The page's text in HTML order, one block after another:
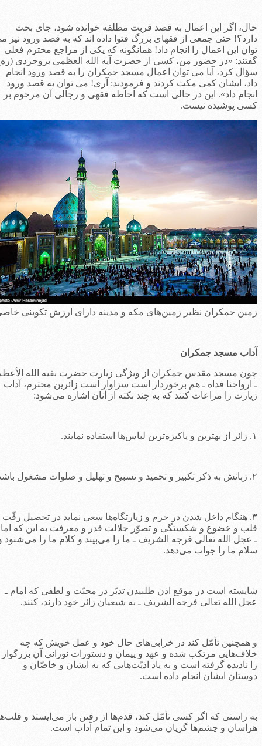
اگر این اعمال به قصد قربت مطلقه خوانده شود، جای بحث
حتی جمعی از فقهای بزرگ فتوا داده اند که به قصد ورود نیز می
این اعمال را انجام داد! همانگونه که یکی از مراجع محترم فعلی
«در حضور من، کسی از حضرت آیه الله العظمی بروجردی (ره)
کرد، آیا می توان اعمال مسجد جمکران را به قصد ورود انجام
ایشان کمی مکث کردند و فرمودند: آری! می توان به قصد ورود
داد». این در حالی است که احاطه فقهی و رجالی آن مرحوم بر
پوشیده نیست.
جمكران نظير زمين‌های مكه و مدينه دارای ارزش تكوينی خاصی
مسجد جمکران
مسجد مقدس جمکران از ویژگی زیارت حضرت بقیه الله الأعظم
ارواحنا فداه ـ هم برخوردار است سزاوار است زائرین محترم، آداب
را مراعات کنند که به چند نکته از آنان اشاره می‌شود:
۳. هنگام داخل شدن در حرم و زیارتگاه‌ها سعی نماید در تحصیل رقّت
و خضوع و شکستگی و تصوّر جلالت قدر و معرفت به این که امام
عجل الله تعالی فرجه الشریف ـ ما را می‌بیند و کلام ما را می‌شنود و
ما را جواب می‌دهد.
است در موقع اذن طلبیدن تدبّر در محبّت و لطفی که امام ـ
الله تعالی فرجه الشریف ـ به شیعیان زائر خود دارند، کنند.
همچنین تأمّل کند در خرابی‌های حال خود و عمل خویش که چه
مرتکب شده و عهد و پیمان و دستورات نورانی آن بزرگوار
نادیده گرفته است و به یاد اذیّت‌هایی که به ایشان و خاصّان و
ایشان انجام داده است.
راستی که اگر کسی تأمّل کند، قدم‌ها از رفتن باز می‌ایستد و قلب‌ها
و چشم‌ها گریان می‌شود و این تمام آداب است.